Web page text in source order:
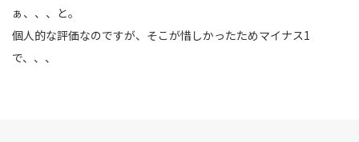
ぁ、、、と。
個人的な評価なのですが、そこが惜しかったためマイナス1
で、、、